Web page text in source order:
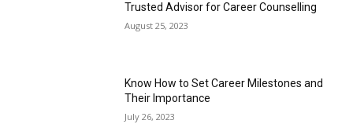
Trusted Advisor for Career Counselling
August 25, 2023
Know How to Set Career Milestones and
Their Importance
July 26, 2023